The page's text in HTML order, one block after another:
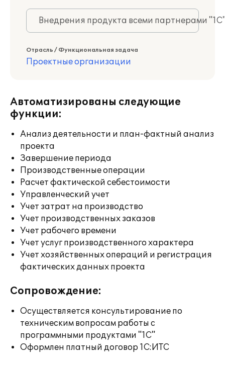
Внедрения продукта всеми партнерами
Отрасль / Функциональная задача
Проектные организации
Автоматизированы следующие
функции:
Анализ деятельности и план-фактный анализ
проекта
Завершение периода
Производственные операции
Расчет фактической себестоимости
Управленческий учет
Учет затрат на производство
Учет производственных заказов
Учет рабочего времени
Учет услуг производственного характера
Учет хозяйственных операций и регистрация
фактических данных проекта
Сопровождение:
Осуществляется консультирование по
техническим вопросам работы с
программными продуктами "1С"
Оформлен платный договор 1С:ИТС